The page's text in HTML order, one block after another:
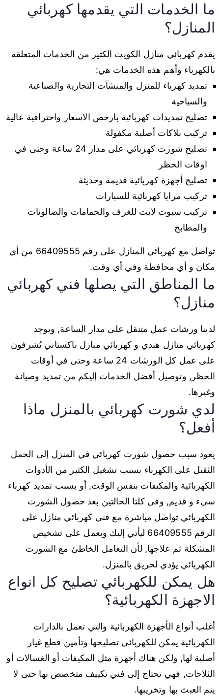
ما الخدمات التي يقدمها كهربائي
المنازل؟
يقدم كهربائي منازل الكويت الكثير من الخدمات المتعلقة
بالكهرباء وأهم هذه الخدمات هي:
تمديد كهرباء للمنزل والمنشآت التجارية والصناعية
والسياحية
تصليح تمديدات كهربائية بارخص الاسعار واحترافية عالية
تركيب بلاكات أصلية مكفولة
تصليح شورت كهربائي على مدار 24 ساعة وحتى في
اوقات الحظر
تصليح أجهزة كهربائية قديمة وحديثة
تركيب مرايا كهربائية للسيارات
تركيب سبوت لايت للغرف والحمامات والصالونات
والمطابخ
تواصل مع كهربائي المنازل على رقم 66409555 من أي
مكان و أي محافظة وفي أي وقت.
ما المناطق التي يصلها فني كهربائي
منازل؟
لدينا ورشات عمل متنقل على مدار الساعة, ويوجد
كهربائي منازل هندي و كهربائي منازل باكستاني يُشرفون
على عمل كل الورشات 24 ساعة وحتى في أوقات
الحظر, وتوصيل أفضل الخدمات إليكم من تمديد وصيانة
وغيرها.
لدي شورت كهربائي بالمنزل ماذا
أفعل؟
يعود سبب حصول شورت كهربائي في المنزل إلى الحمل
الثقيل على الكهرباء بسبب تشغيل الكثير من الأدوات
الكهربائية والمكيفات بنفس الوقت, أو بسبب تمديد كهرباء
سيء و قديم, وفي كلتا الحالتين بعد حصول الشورت
الكهربائي تواصل مباشرة مع فني كهربائي منازل على
الرقم 66409555 ليأتي إليك ويعمل على تشخيص
المشكلة ثم علاجها, لأن التعامل الخاطئ مع الشورت
الكهربائي يؤدي لحريق بالمنزل.
هل يمكن للكهربائي تصليح كل انواع
الاجهزة الكهربائية؟
أغلب أنواع الأجهزة الكهربائية والتي تعمل بالدارات
الكهربائية يمكن للكهربائي تصليحها وتأمين قطع غيار
أصلية لها, ولكن هناك أجهزة مثل المكيفات أو الغسالات أو
الثلاجات, فهي تحتاج إلى فني تكييف متخصص بها حتى لا
يتم العبث بها وتخريبها.